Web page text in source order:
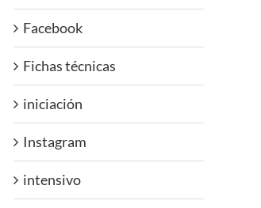
Facebook
Fichas técnicas
iniciación
Instagram
intensivo